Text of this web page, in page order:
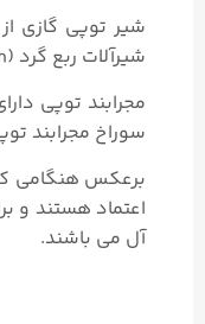
شیرآلات ربع گرد (quarter-turn) می باشد. به عبارت بهتر با چرخش ۹۰ درجه ای مجرابند توپی شیر را بسته یا باز می کند.
سوراخ مجرابند
برعکس هنگامی
اعتماد هستند و
آل می باشند.